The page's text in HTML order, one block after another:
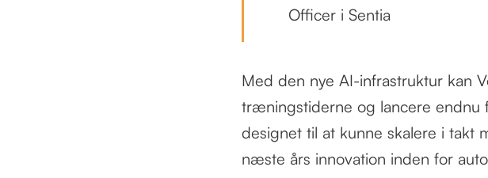
Officer i Sentia
Med den nye AI-infrastruktur kan
træningstiderne og lancere endnu
designet til at kunne skalere i takt
næste års innovation inden for